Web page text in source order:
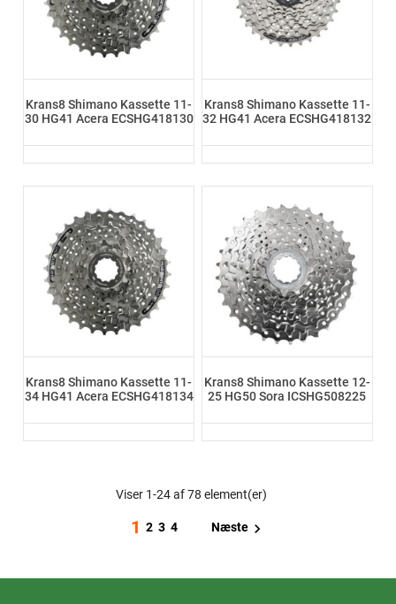
Krans8 Shimano Kassette 11-
30 HG41 Acera ECSHG418130
Krans8 Shimano Kassette 11-
32 HG41 Acera ECSHG418132
Krans8 Shimano Kassette 11-
34 HG41 Acera ECSHG418134
Krans8 Shimano Kassette 12-
25 HG50 Sora ICSHG508225
Viser 1-24 af 78 element(er)
1 2 3 4 Næste